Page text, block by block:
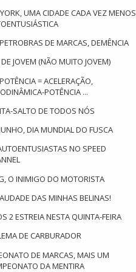
UMA CIDADE CADA VEZ MENOS
DE MARCAS, DEMÊNCIA
JOVEM (NÃO MUITO JOVEM)
= ACELERAÇÃO,
POTÊNCIA ...
SALTO DE TODOS NÓS
DIA MUNDIAL DO FUSCA
NO SPEED
O INIMIGO DO MOTORISTA
DAS MINHAS BELINAS!
2 ESTREIA NESTA QUINTA-FEIRA
DE CARBURADOR
DE MARCAS, MAIS UM
DA MENTIRA